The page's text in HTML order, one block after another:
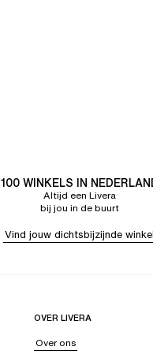
100 WINKELS IN
Altijd een Livera
bij jou in de buurt
Vind jouw dichtsbijzijnde winkel
OVER LIVERA
Over ons